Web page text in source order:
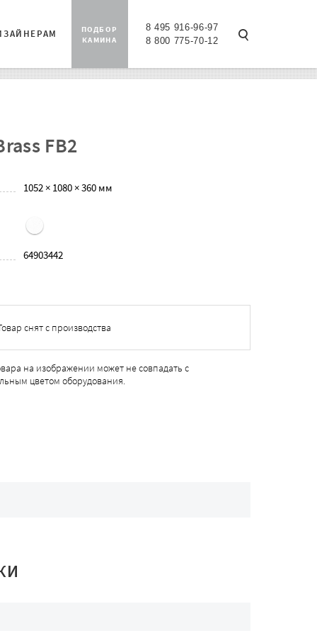
ПОДБОР
КАМИНА
8 495 916-96-97
8 800 775-70-12
FB2
1052 × 1080 × 360 мм
64903442
снят с производства
на изображении может не совпадать с
цветом оборудования.